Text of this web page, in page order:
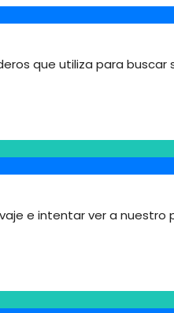
que utiliza para buscar
e intentar ver a nuestro